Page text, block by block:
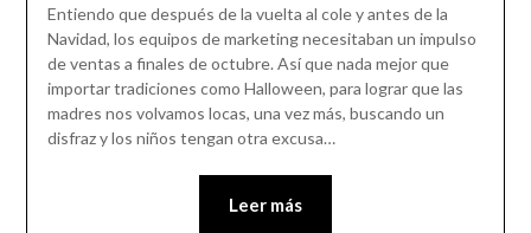
Entiendo que después de la vuelta al cole y antes de la
Navidad, los equipos de marketing necesitaban un impulso
de ventas a finales de octubre. Así que nada mejor que
importar tradiciones como Halloween, para lograr que las
madres nos volvamos locas, una vez más, buscando un
disfraz y los niños tengan otra excusa…
Leer más